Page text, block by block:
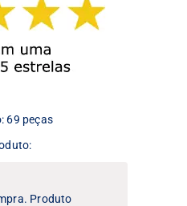
podem
ser
na
69 peças
Produto